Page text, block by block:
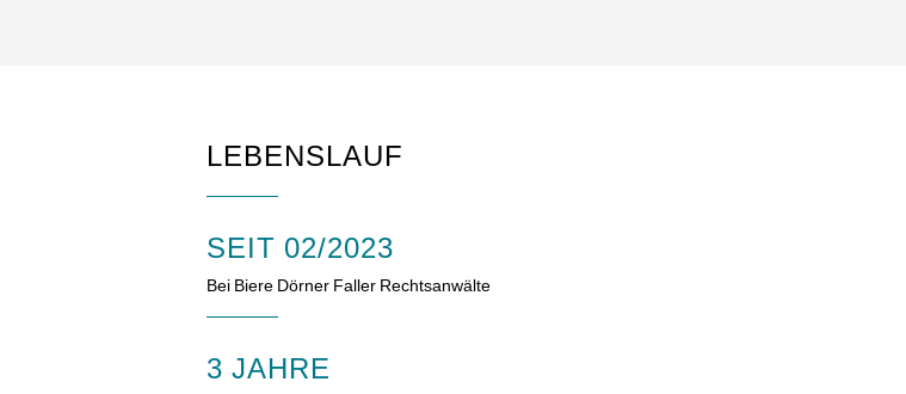
LEBENSLAUF
SEIT 02/2023
Bei Biere Dörner Faller Rechtsanwälte
3 JAHRE